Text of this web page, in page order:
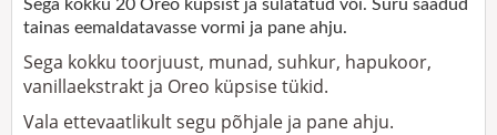
Sega kokku 20 Oreo küpsist ja sulatatud või. Suru saadud
tainas eemaldatavasse vormi ja pane ahju.
Sega kokku toorjuust, munad, suhkur, hapukoor,
vanillaekstrakt ja Oreo küpsise tükid.
Vala ettevaatlikult segu põhjale ja pane ahju.